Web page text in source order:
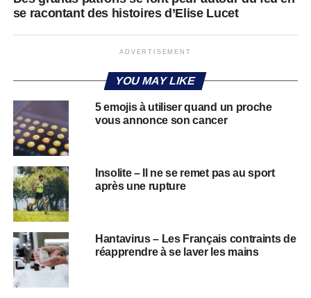
se racontant des histoires d’Elise Lucet
ADVERTISEMENT
YOU MAY LIKE
5 emojis à utiliser quand un proche
vous annonce son cancer
Insolite – Il ne se remet pas au sport
après une rupture
Hantavirus – Les Français contraints de
réapprendre à se laver les mains